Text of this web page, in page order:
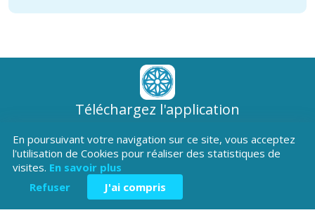
Téléchargez l'application
En poursuivant votre navigation sur ce site, vous acceptez
l'utilisation de Cookies pour réaliser des statistiques de
visites. En savoir plus
Refuser
J'ai compris